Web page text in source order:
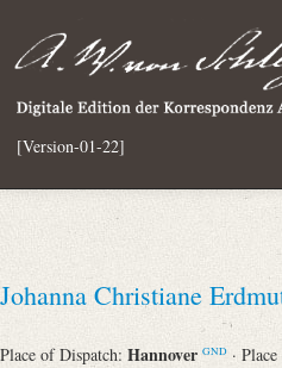
[Version-01-22]
Johanna Christiane
Place of Dispatch: Hannover GND ·